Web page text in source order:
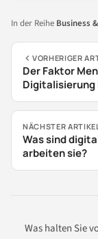
In der Reihe Business
VORHERIGER
Der Faktor
NÄCHSTER
Was sind
arbeiten sie?
Was halten Sie